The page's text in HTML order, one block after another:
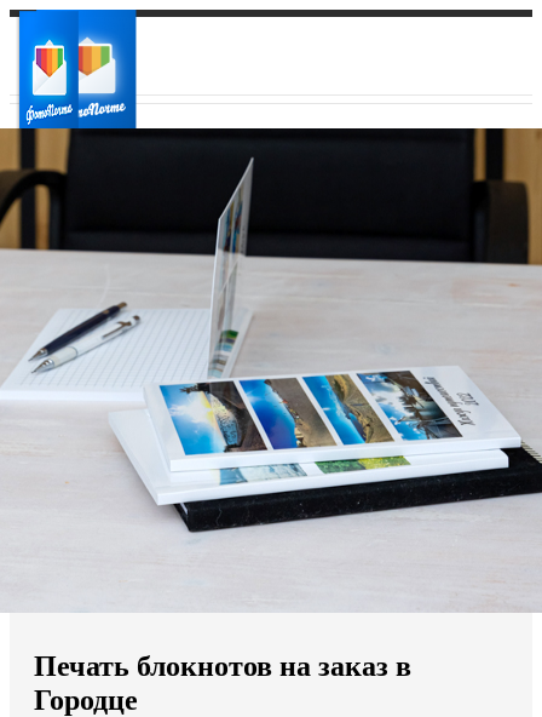
Ваш регион доставки
Выберите из списка:
Мы доставляем по всему миру
Продолжить без города
Печать блокнотов на заказ в
Городце